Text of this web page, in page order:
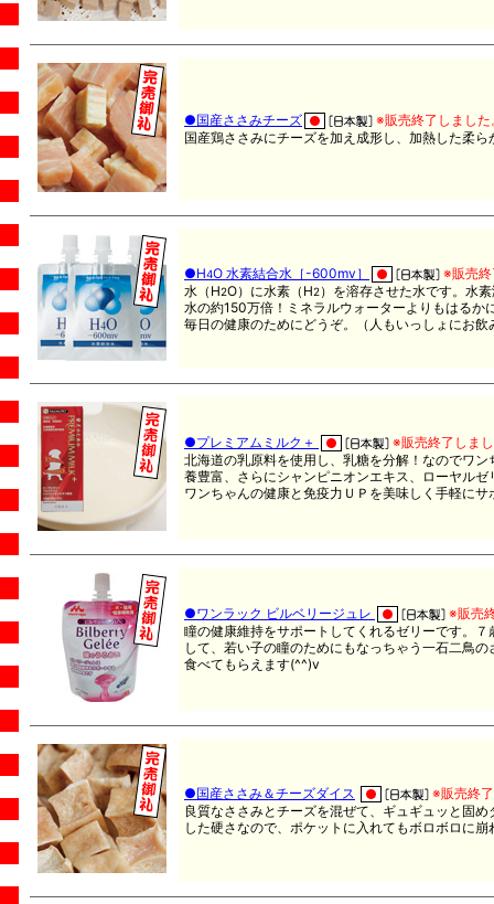
●国産ささみチーズ
※販売終了しました
国産鶏ささみにチーズを加え成形し、加熱した柔ら
●H4O 水素結合水［-600mv］
※販売
水（H2O）に水素（H2）を溶存させた水です。水
水の約150万倍！ミネラルウォーターよりもはるか
毎日の健康のためにどうぞ。（人もいっしょにお飲
●プレミアムミルク＋
※販売終了しま
北海道の乳原料を使用し、乳糖を分解！なのでワ
養豊富、さらにシャンピニオンエキス、ローヤル
ワンちゃんの健康と免疫力ＵＰを美味しく手軽にサ
●ワンラック ビルベリージュレ
※販売
瞳の健康維持をサポートしてくれるゼリーです。
して、若い子の瞳のためにもなっちゃう一石二鳥
食べてもらえます(^^)v
●国産ささみ＆チーズダイス
※販売終
良質なささみとチーズを混ぜて、ギュギュッと固
した硬さなので、ポケットに入れてもボロボロに崩